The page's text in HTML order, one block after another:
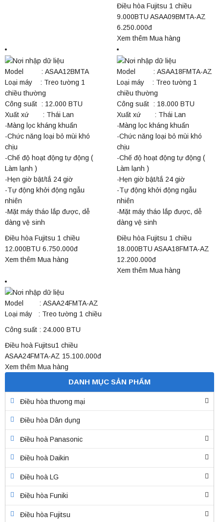
Điều hòa Fujitsu 1 chiều
9.000BTU ASAA09BMTA-AZ
6.250.000đ
Xem thêm Mua hàng
Model : ASAA12BMTA
Loại máy : Treo tường 1
chiều thường
Công suất : 12.000 BTU
Xuất xứ : Thái Lan
-Màng lọc kháng khuẩn
-Chức năng loại bỏ mùi khó
chịu
-Chế độ hoạt động tự động (
Làm lạnh )
-Hẹn giờ bật/tắ 24 giờ
-Tự động khởi động ngẫu
nhiên
-Mặt máy tháo lắp được, dễ
dàng vệ sinh
Điều hòa Fujitsu 1 chiều
12.000BTU 6.750.000đ
Xem thêm Mua hàng
Model : ASAA18FMTA-AZ
Loại máy : Treo tường 1
chiều thường
Công suất : 18.000 BTU
Xuất xứ : Thái Lan
-Màng lọc kháng khuẩn
-Chức năng loại bỏ mùi khó
chịu
-Chế độ hoạt động tự động (
Làm lạnh )
-Hẹn giờ bật/tắ 24 giờ
-Tự động khởi động ngẫu
nhiên
-Mặt máy tháo lắp được, dễ
dàng vệ sinh
Điều hòa Fujitsu 1 chiều
18.000BTU ASAA18FMTA-AZ
12.200.000đ
Xem thêm Mua hàng
Model : ASAA24FMTA-AZ
Loại máy : Treo tường 1 chiều
Công suất : 24.000 BTU
Điều hoà Fujitsu1 chiều
ASAA24FMTA-AZ 15.100.000đ
Xem thêm Mua hàng
DANH MỤC SẢN PHẨM
Điều hòa thương mại
Điều hòa Dân dụng
Điều hoà Panasonic
Điều hoà Daikin
Điều hoà LG
Điều hòa Funiki
Điều hòa Fujitsu